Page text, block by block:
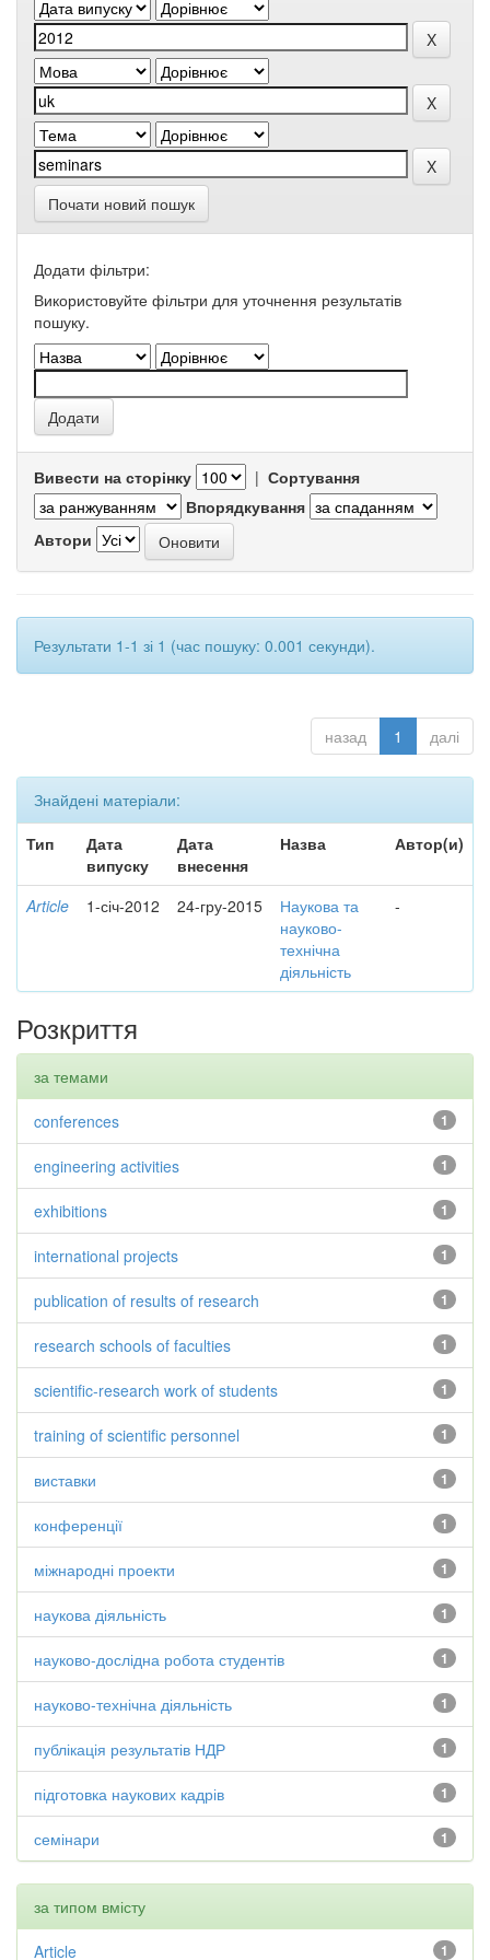
Почати новий пошук
Додати фільтри:
Використовуйте фільтри для уточнення результатів
пошуку.
Вивести на сторінку | Сортування
Впорядкування
Автори
Результати 1-1 зі 1 (час пошуку: 0.001 секунди).
назад 1 далі
Знайдені матеріали:
Тип
Дата
випуску
Дата
внесення
Назва Автор(и)
Article 1-січ-2012 24-гру-2015
Наукова та
науково-
технічна
діяльність
-
Розкриття
за темами
1
conferences
1
engineering activities
1
exhibitions
1
international projects
1
publication of results of research
1
research schools of faculties
1
scientific-research work of students
1
training of scientific personnel
1
виставки
1
конференції
1
міжнародні проекти
1
наукова діяльність
1
науково-дослідна робота студентів
1
науково-технічна діяльність
1
публікація результатів НДР
1
підготовка наукових кадрів
1
семінари
за типом вмісту
1
Article